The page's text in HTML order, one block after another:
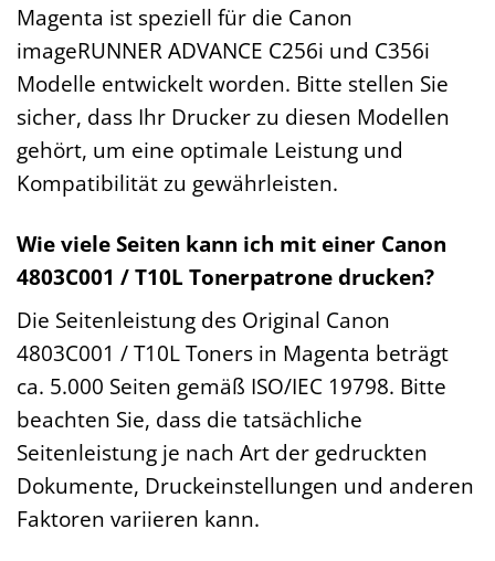
Magenta ist speziell für die Canon
imageRUNNER ADVANCE C256i und C356i
Modelle entwickelt worden. Bitte stellen Sie
sicher, dass Ihr Drucker zu diesen Modellen
gehört, um eine optimale Leistung und
Kompatibilität zu gewährleisten.
Wie viele Seiten kann ich mit einer Canon
4803C001 / T10L Tonerpatrone drucken?
Die Seitenleistung des Original Canon
4803C001 / T10L Toners in Magenta beträgt
ca. 5.000 Seiten gemäß ISO/IEC 19798. Bitte
beachten Sie, dass die tatsächliche
Seitenleistung je nach Art der gedruckten
Dokumente, Druckeinstellungen und anderen
Faktoren variieren kann.